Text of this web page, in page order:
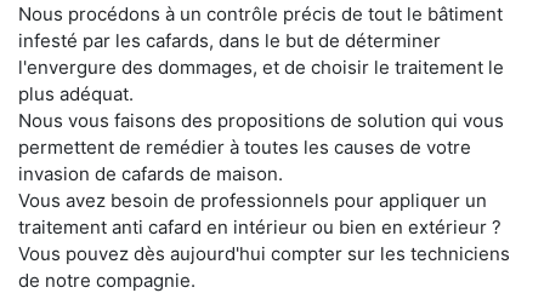
Nous procédons à un contrôle précis de tout le bâtiment
infesté par les cafards, dans le but de déterminer
l'envergure des dommages, et de choisir le traitement le
plus adéquat.
Nous vous faisons des propositions de solution qui vous
permettent de remédier à toutes les causes de votre
invasion de cafards de maison.
Vous avez besoin de professionnels pour appliquer un
traitement anti cafard en intérieur ou bien en extérieur ?
Vous pouvez dès aujourd'hui compter sur les techniciens
de notre compagnie.